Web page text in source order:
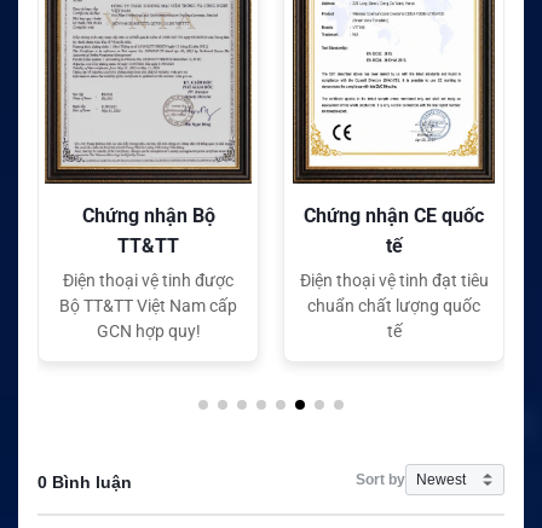
Chứng nhận Bộ
TT&TT
Điện thoại vệ tinh được
Bộ TT&TT Việt Nam cấp
GCN hợp quy!
Chứng nhận CE quốc
tế
Điện thoại vệ tinh đạt tiêu
chuẩn chất lượng quốc
tế
0 Bình luận Sort by